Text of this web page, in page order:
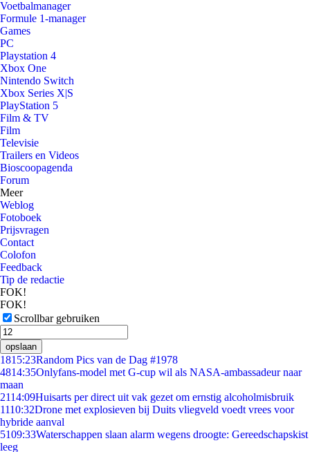
Voetbalmanager
Formule 1-manager
Games
PC
Playstation 4
Xbox One
Nintendo Switch
Xbox Series X|S
PlayStation 5
Film & TV
Film
Televisie
Trailers en Videos
Bioscoopagenda
Forum
Meer
Weblog
Fotoboek
Prijsvragen
Contact
Colofon
Feedback
Tip de redactie
FOK!
FOK!
Scrollbar gebruiken
opslaan
1815:23Random Pics van de Dag #1978
4814:35Onlyfans-model met G-cup wil als NASA-ambassadeur naar
maan
2114:09Huisarts per direct uit vak gezet om ernstig alcoholmisbruik
1110:32Drone met explosieven bij Duits vliegveld voedt vrees voor
hybride aanval
5109:33Waterschappen slaan alarm wegens droogte: Gereedschapskist
leeg